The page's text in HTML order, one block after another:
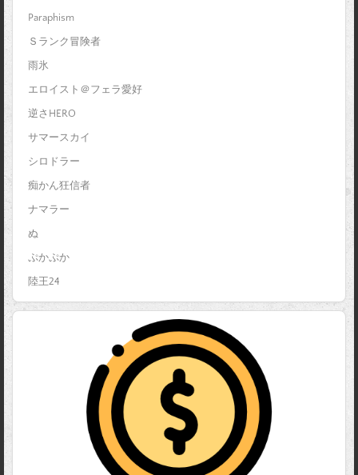
Paraphism
Ｓランク冒険者
雨氷
エロイスト＠フェラ愛好
逆さHERO
サマースカイ
シロドラー
痴かん狂信者
ナマラー
ぬ
ぷかぷか
陸王24